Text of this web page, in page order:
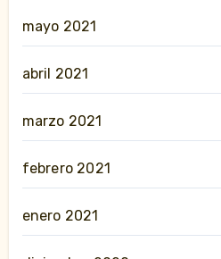
mayo 2021
abril 2021
marzo 2021
febrero 2021
enero 2021